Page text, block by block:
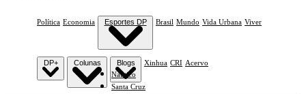
Política Economia Esportes DP
Náutico
Santa Cruz
Brasil Mundo Vida Urbana Viver
DP+ Colunas Blogs Xinhua CRI Acervo